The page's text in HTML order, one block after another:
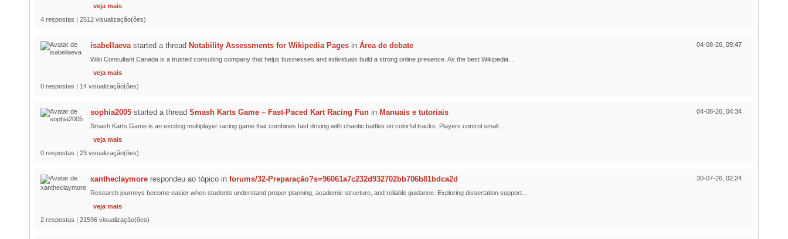
veja mais
4 respostas | 2512 visualização(ões)
04-08-26, 09:47
isabellaevastarted a thread Notability Assessments for Wikipedia Pages in Área de debate
Wiki Consultant Canada is a trusted consulting company that helps businesses and individuals build a strong online presence. As the best Wikipedia...
veja mais
0 respostas | 14 visualização(ões)
04-08-26, 04:34
sophia2005 started a thread Smash Karts Game – Fast-Paced Kart Racing Fun in Manuais e tutoriais
Smash Karts Game is an exciting multiplayer racing game that combines fast driving with chaotic battles on colorful tracks. Players control small...
veja mais
0 respostas | 23 visualização(ões)
30-07-26, 02:24
xantheclaymore respondeu ao tópico in forums/32-Preparação?s=96061a7c232d932702bb706b81bdca2d
Research journeys become easier when students understand proper planning, academic structure, and reliable guidance. Exploring dissertation support...
veja mais
2 respostas | 21596 visualização(ões)